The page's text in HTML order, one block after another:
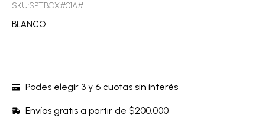
SKU:SPTBOX#01A#
BLANCO
Podes elegir 3 y 6 cuotas sin interés
Envíos gratis a partir de $200.000